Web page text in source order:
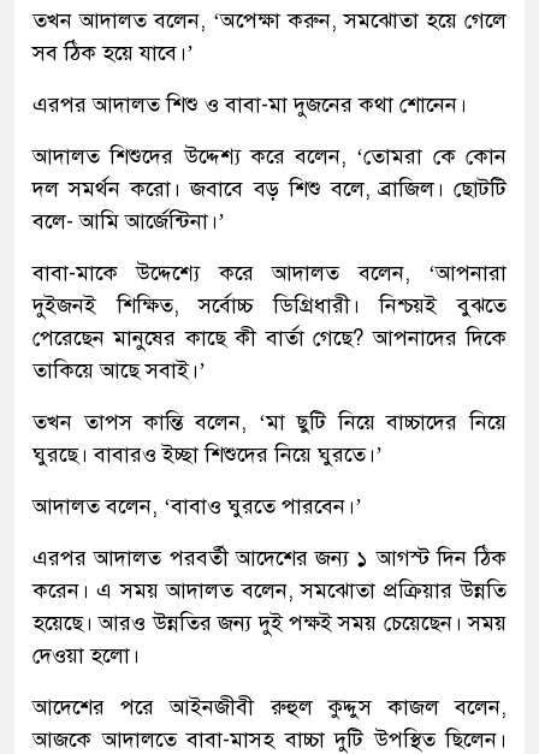
তখন আদালত বলেন, ‘অপেক্ষা করুন, সমঝোতা হয়ে গেলে
সব ঠিক হয়ে যাবে।’
এরপর আদালত শিশু ও বাবা-মা ‍দুজনের কথা শোনেন।
আদালত শিশুদের উদ্দেশ্য করে বলেন, ‘তোমরা কে কোন
দল সমর্থন করো। জবাবে বড় শিশু বলে, ব্রাজিল। ছোটটি
বলে- আমি আর্জেন্টিনা।’
বাবা-মাকে উদ্দেশ্যে করে আদালত বলেন, ‘আপনারা
দুইজনই শিক্ষিত, সর্বোচ্চ ডিগ্রিধারী। নিশ্চয়ই বুঝতে
পেরেছেন মানুষের কাছে কী বার্তা গেছে? আপনাদের দিকে
তাকিয়ে আছে সবাই।’
তখন তাপস কান্তি বলেন, ‘মা ছুটি নিয়ে বাচ্চাদের নিয়ে
ঘুরছে। বাবারও ইচ্ছা শিশুদের নিয়ে ঘুরতে।’
আদালত বলেন, ‘বাবাও ঘুরতে পারবেন।’
এরপর আদালত পরবর্তী আদেশের জন্য ১ আগস্ট দিন ঠিক
করেন। এ সময় আদালত বলেন, সমঝোতা প্রক্রিয়ার উন্নতি
হয়েছে। আরও উন্নতির জন্য দুই পক্ষই সময় চেয়েছেন। সময়
দেওয়া হলো।
আদেশের পরে আইনজীবী রুহুল কুদ্দুস কাজল বলেন,
আজকে আদালতে বাবা-মাসহ বাচ্চা দুটি উপস্থিত ছিলেন।